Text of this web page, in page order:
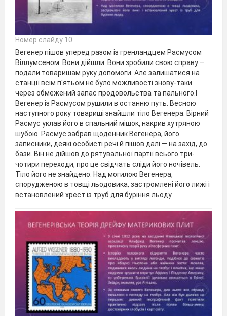
Номер слайду 10
Вегенер пішов уперед разом із гренландцем Расмусом
Віллумсеном. Вони дійшли. Вони зробили свою справу –
подали товаришам руку допомоги. Але залишатися на
станції всім п'ятьом не було можливості знову-таки
через обмежений запас продовольства та пального.І
Вегенер із Расмусом рушили в останню путь. Весною
наступного року товариші знайшли тіло Вегенера. Вірний
Расмус уклав його в спальний мішок, накрив хутряною
шубою. Расмус забрав щоденник Вегенера, його
записники, деякі особисті речі й пішов далі — на захід, до
бази. Він не дійшов до рятувальної партії всього три-
чотири переходи, про це свідчать сліди його ночівель.
Тіло його не знайдено. Над могилою Вегенера,
спорудженою в товщі льодовика, застромлені його лижі і
встановлений хрест із труб для буріння льоду.